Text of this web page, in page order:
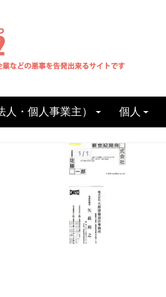
人・個人事業主） 個人